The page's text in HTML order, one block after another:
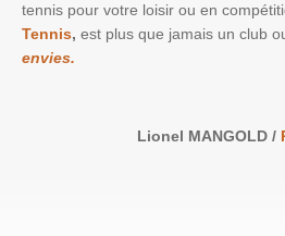
tennis pour votre loisir ou en
Tennis, est plus que jamais un club
envies.
Lionel MANGOLD /